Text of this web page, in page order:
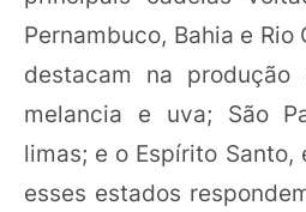
Pernambuco, Bahia e
destacam na produção
melancia e uva; São
limas; e o Espírito Santo,
esses estados